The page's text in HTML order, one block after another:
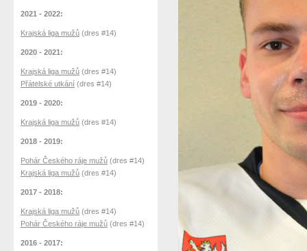
2021 - 2022:
Krajská liga mužů (dres #14)
2020 - 2021:
Krajská liga mužů (dres #14)
Přátelské utkání (dres #14)
2019 - 2020:
Krajská liga mužů (dres #14)
2018 - 2019:
Pohár Českého ráje mužů (dres #14)
Krajská liga mužů (dres #14)
2017 - 2018:
Krajská liga mužů (dres #14)
Pohár Českého ráje mužů (dres #14)
2016 - 2017: